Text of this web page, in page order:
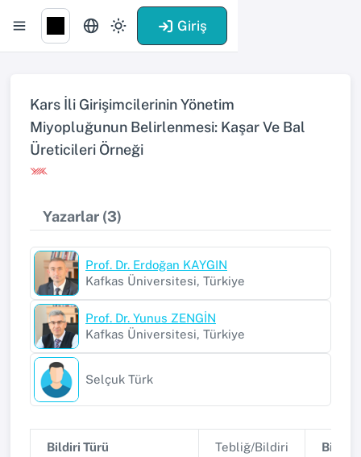
Giriş
Kars İli Girişimcilerinin Yönetim
Miyopluğunun Belirlenmesi: Kaşar Ve Bal
Üreticileri Örneği
Yazarlar (3)
Prof. Dr. Erdoğan KAYGIN
Kafkas Üniversitesi, Türkiye
Prof. Dr. Yunus ZENGİN
Kafkas Üniversitesi, Türkiye
Selçuk Türk
Bildiri Türü Tebliğ/Bildiri Bildiri